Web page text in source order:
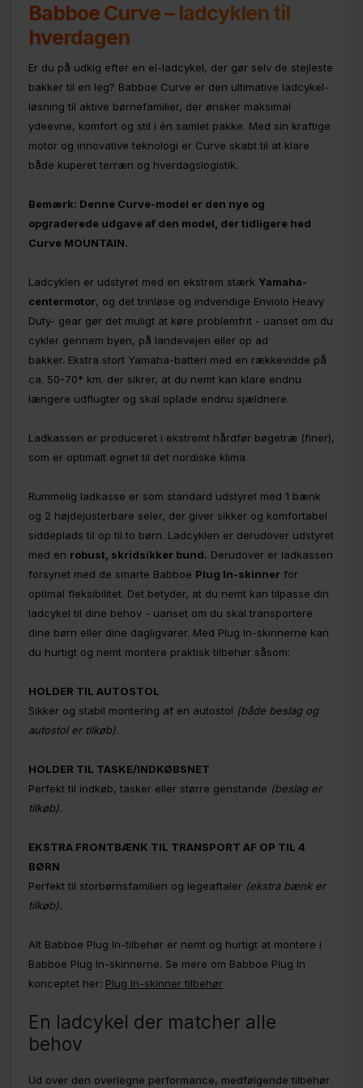
Babboe Curve – ladcyklen til
hverdagen
Er du på udkig efter en el-ladcykel, der gør selv de stejleste
bakker til en leg? Babboe Curve er den ultimative ladcykel-
løsning til aktive børnefamilier, der ønsker maksimal
ydeevne, komfort og stil i én samlet pakke. Med sin kraftige
motor og innovative teknologi er Curve skabt til at klare
både kuperet terræn og hverdagslogistik.
Bemærk: Denne Curve-model er den nye og
opgraderede udgave af den model, der tidligere hed
Curve MOUNTAIN.
Ladcyklen er udstyret med en ekstrem stærk Yamaha-
centermotor, og det trinløse og indvendige Enviolo Heavy
Duty- gear gør det muligt at køre problemfrit - uanset om du
cykler gennem byen, på landevejen eller op ad
bakker. Ekstra stort Yamaha-batteri med en rækkevidde på
ca. 50-70* km. der sikrer, at du nemt kan klare endnu
længere udflugter og skal oplade endnu sjældnere.
Ladkassen er produceret i ekstremt hårdfør bøgetræ (finer),
som er optimalt egnet til det nordiske klima.
Rummelig ladkasse er som standard udstyret med 1 bænk
og 2 højdejusterbare seler, der giver sikker og komfortabel
siddeplads til op til to børn. Ladcyklen er derudover udstyret
med en robust, skridsikker bund. Derudover er ladkassen
forsynet med de smarte Babboe Plug In-skinner for
optimal fleksibilitet. Det betyder, at du nemt kan tilpasse din
ladcykel til dine behov - uanset om du skal transportere
dine børn eller dine dagligvarer. Med Plug In-skinnerne kan
du hurtigt og nemt montere praktisk tilbehør såsom:
HOLDER TIL AUTOSTOL
Sikker og stabil montering af en autostol (både beslag og
autostol er tilkøb).
HOLDER TIL TASKE/INDKØBSNET
Perfekt til indkøb, tasker eller større genstande (beslag er
tilkøb).
EKSTRA FRONTBÆNK TIL TRANSPORT AF OP TIL 4
BØRN
Perfekt til storbørnsfamilien og legeaftaler (ekstra bænk er
tilkøb).
Alt Babboe Plug In-tilbehør er nemt og hurtigt at montere i
Babboe Plug In-skinnerne. Se mere om Babboe Plug In
konceptet her: Plug In-skinner tilbehør
En ladcykel der matcher alle
behov
Ud over den overlegne performance, medfølgende tilbehør